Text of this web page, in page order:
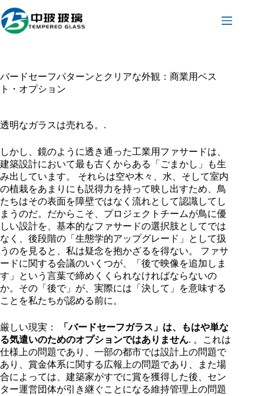
ン
テ
ス
キ
バードセーフパターンとクリアな外観：商業用ベス
ト・オプション
透明なガラスは売れる。.
しかし、鏡のように透き通った工業用ファサードは、
建築設計において最も古くからある「ごまかし」も生
み出しています。 それらは空や木々、水、そして室内
の植栽をあまりにも説得力を持って映し出すため、鳥
たちはその表面を障壁ではなく流れとして認識してし
まうのだ。だからこそ、プロジェクトチームが鳥に優
しい設計を、基本的なファサードの選択肢としてでは
なく、後段階の「生態学的アップグレード」として扱
うのを見ると、私は疑念を抱かざるを得ない。 ファサ
ードに関する会議のいくつが、「後で映像を追加しま
す」という言葉で締めくくられなければならないの
か。その「後で」が、実際には「決して」を意味する
ことを私たちが認める前に。
厳しい現実：
「バードセーフガラス」は、もはや単な
る気遣いのためのオプションではありません. 。これは
仕様上の問題であり、一部の都市では設計上の問題で
あり、賞金体系に関する広報上の問題であり、また場
合によっては、建築家がすでに賞を獲得した後、セン
ター運営団体が引き継ぐことになる維持管理上の問題